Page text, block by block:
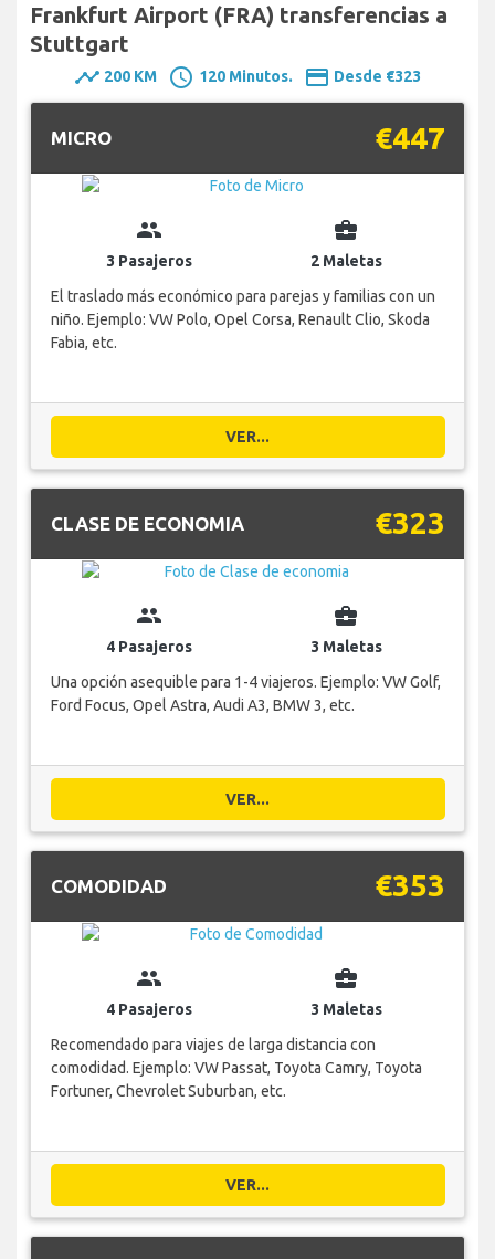
Frankfurt Airport (FRA) transferencias a
Stuttgart
timeline 200 KM schedule 120 Minutos. payment Desde €323
MICRO €447
group
3 Pasajeros
business_center
2 Maletas
El traslado más económico para parejas y familias con un
niño. Ejemplo: VW Polo, Opel Corsa, Renault Clio, Skoda
Fabia, etc.
VER...
CLASE DE ECONOMIA €323
group
4 Pasajeros
business_center
3 Maletas
Una opción asequible para 1-4 viajeros. Ejemplo: VW Golf,
Ford Focus, Opel Astra, Audi A3, BMW 3, etc.
VER...
COMODIDAD €353
group
4 Pasajeros
business_center
3 Maletas
Recomendado para viajes de larga distancia con
comodidad. Ejemplo: VW Passat, Toyota Camry, Toyota
Fortuner, Chevrolet Suburban, etc.
VER...